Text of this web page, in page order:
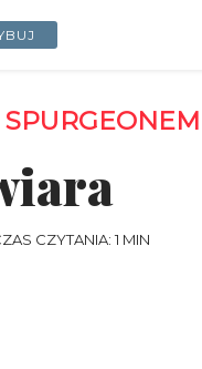
CZYTANIA: 1 MIN